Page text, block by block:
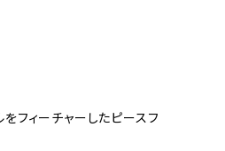
をフィーチャーしたピースフ